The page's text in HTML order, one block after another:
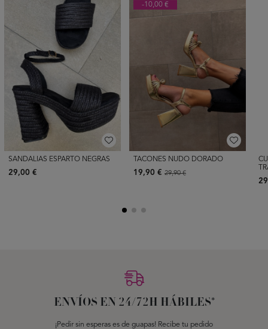
SANDALIAS ESPARTO NEGRAS
29,00 €
-10,00 €
TACONES NUDO DORADO
19,90 € 29,90 €
ENVÍOS EN 24/72H HÁBILES*
¡Pedir sin esperas es de guapas! Recibe tu pedido